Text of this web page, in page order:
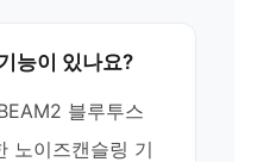
능이 있나요?
블루투스
노이즈캔슬링 기